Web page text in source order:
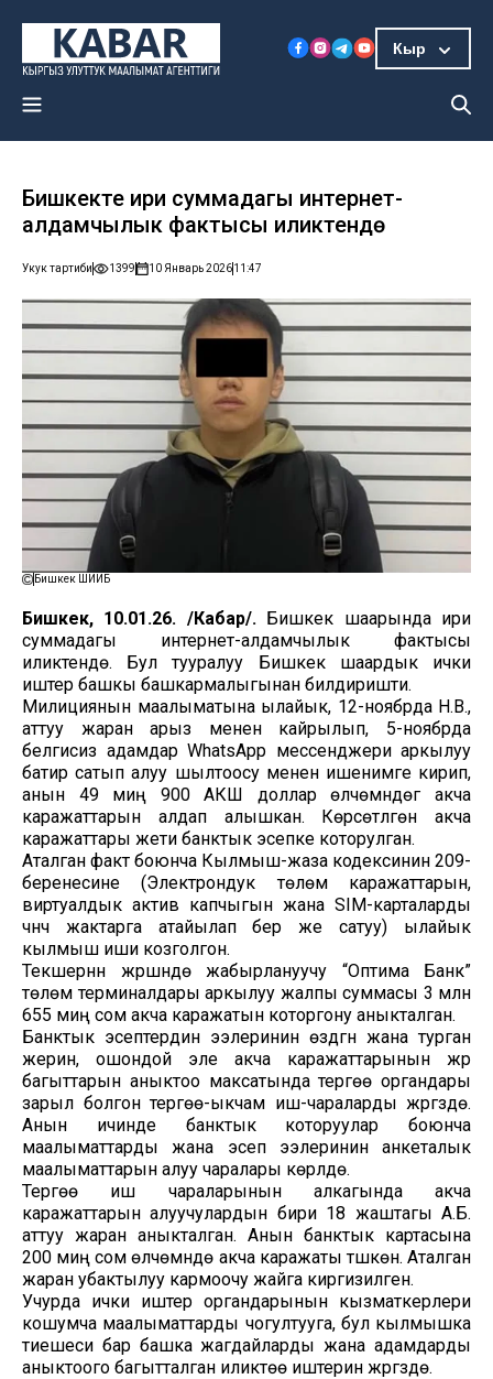
Кыр
Бишкекте ири суммадагы интернет-
алдамчылык фактысы иликтенүүдө
Укук тартиби 1399 10 Январь 202611:47
Бишкек ШИИБ
Бишкек, 10.01.26. /Кабар/. Бишкек шаарында ири
суммадагы интернет-алдамчылык фактысы
иликтенүүдө. Бул тууралуу Бишкек шаардык ички
иштер башкы башкармалыгынан билдиришти.
Милициянын маалыматына ылайык, 12-ноябрда Н.В.,
аттуу жаран арыз менен кайрылып, 5-ноябрда
белгисиз адамдар WhatsApp мессенджери аркылуу
батир сатып алуу шылтоосу менен ишенимге кирип,
анын 49 миң 900 АКШ доллар өлчөмүндөгү акча
каражаттарын алдап алышкан. Көрсөтүлгөн акча
каражаттары жети банктык эсепке которулган.
Аталган факт боюнча Кылмыш-жаза кодексинин 209-
беренесине (Электрондук төлөм каражаттарын,
виртуалдык актив капчыгын жана SIM-карталарды
үчүнчү жактарга атайылап берүү же сатуу) ылайык
кылмыш иши козголгон.
Текшерүүнүн жүрүшүндө жабырлануучу “Оптима Банк”
төлөм терминалдары аркылуу жалпы суммасы 3 млн
655 миң сом акча каражатын которгону аныкталган.
Банктык эсептердин ээлеринин өздүгүн жана турган
жерин, ошондой эле акча каражаттарынын жүрүү
багыттарын аныктоо максатында тергөө органдары
зарыл болгон тергөө-ыкчам иш-чараларды жүргүзүүдө.
Анын ичинде банктык которуулар боюнча
маалыматтарды жана эсеп ээлеринин анкеталык
маалыматтарын алуу чаралары көрүлүүдө.
Тергөө иш чараларынын алкагында акча
каражаттарын алуучулардын бири 18 жаштагы А.Б.
аттуу жаран аныкталган. Анын банктык картасына
200 миң сом өлчөмүндө акча каражаты түшкөн. Аталган
жаран убактылуу кармоочу жайга киргизилген.
Учурда ички иштер органдарынын кызматкерлери
кошумча маалыматтарды чогултууга, бул кылмышка
тиешеси бар башка жагдайларды жана адамдарды
аныктоого багытталган иликтөө иштерин жүргүзүүдө.